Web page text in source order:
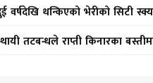
वर्षदेखि थन्किएको भेरीको सिटी
तटबन्धले राप्ती किनारका